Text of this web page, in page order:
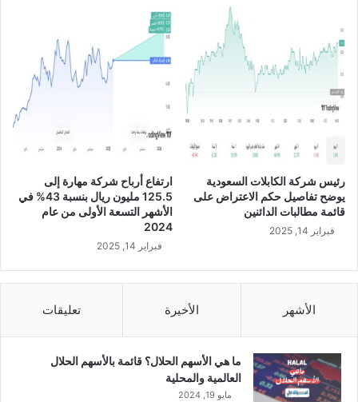
ب
ة
3
6
ل
م
ل
ل
ر
ع
رئيس شركة الكابلات السعودية
يوضح تفاصيل حكم الاعتراض على
قائمة مطالبات الدائنين
فبراير 14, 2025
ارتفاع أرباح شركة مهارة إلى
125.5 مليون ريال بنسبة 43% في
الأشهر التسعة الأولى من عام
2024
فبراير 14, 2025
الأشهر الأخيرة تعليقات
ما هي الأسهم الحلال؟ قائمة بالأسهم الحلال
العالمية والمحلية
مايو 19, 2024